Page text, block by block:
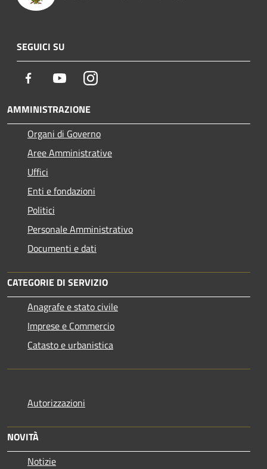
SEGUICI SU
Facebook YoutubeInstagram
AMMINISTRAZIONE
Organi di Governo
Aree Amministrative
Uffici
Enti e fondazioni
Politici
Personale Amministrativo
Documenti e dati
CATEGORIE DI SERVIZIO
Anagrafe e stato civile
Imprese e Commercio
Catasto e urbanistica
Autorizzazioni
NOVITÀ
Notizie